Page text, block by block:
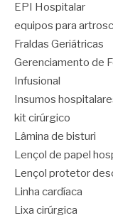
EPI Hospitalar
equipos para
Fraldas Geriátricas
Gerenciamento de
Infusional
Insumos
kit cirúrgico
Lâmina de bisturi
Lençol de papel
Lençol protetor
Linha cardíaca
Lixa cirúrgica